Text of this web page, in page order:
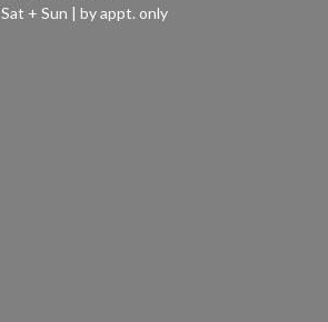
Sat + Sun | by appt. only